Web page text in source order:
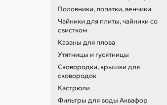
Половники, лопатки, венчики
Чайники для плиты, чайники со
свистком
Казаны для плова
Утятницы и гусятницы
Сковородки, крышки для
сковородок
Кастрюли
Фильтры для воды Аквафор